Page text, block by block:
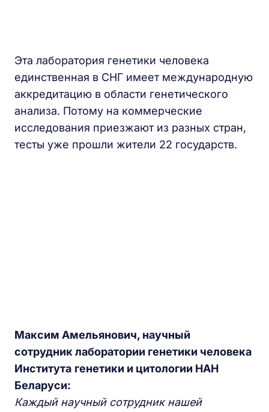
Эта лаборатория генетики человека
единственная в СНГ имеет международную
аккредитацию в области генетического
анализа. Потому на коммерческие
исследования приезжают из разных стран,
тесты уже прошли жители 22 государств.
Максим Амельянович, научный
сотрудниклаборатории генетики человека
Института генетики и цитологии НАН
Беларуси:
Каждый научный сотрудник нашей